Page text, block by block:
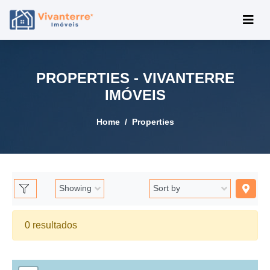
PROPERTIES - VIVANTERRE
IMÓVEIS
Home Properties
0 resultados